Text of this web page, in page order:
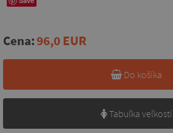
Cena:96,0 EUR
Do košíka
Tabuľka veľkostí